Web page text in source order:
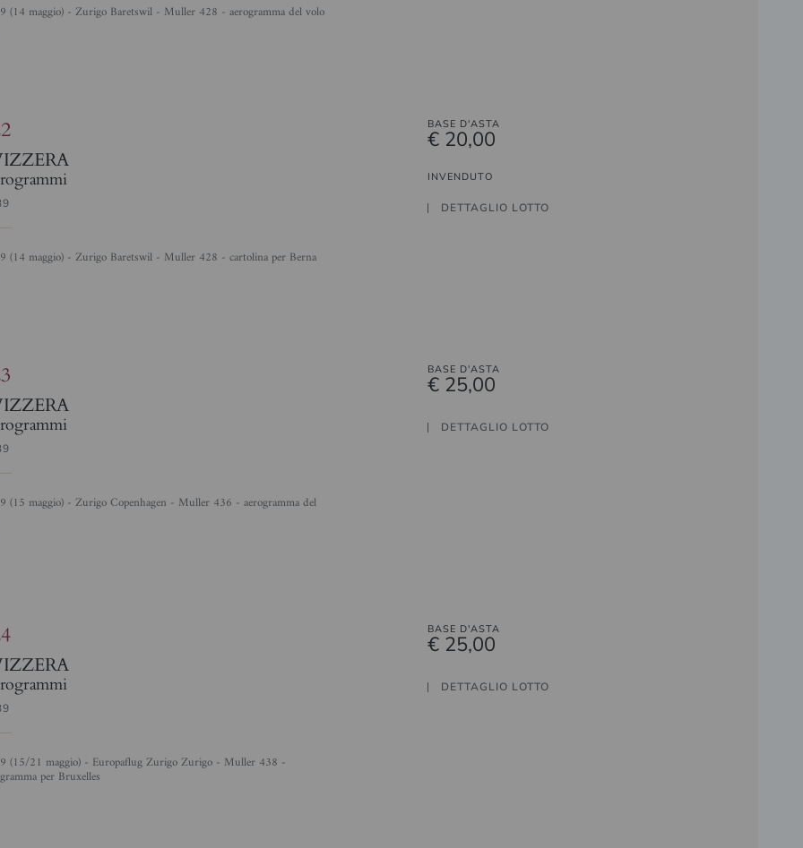
(14 maggio) - Zurigo Baretswil - Muller 428 - aerogramma del volo
(14 maggio) - Zurigo Baretswil - Muller 428 - cartolina per Berna
BASE D'ASTA
€ 20,00
INVENDUTO
DETTAGLIO LOTTO
BASE D'ASTA
€ 25,00
DETTAGLIO LOTTO
per Bruxelles
BASE D'ASTA
€ 25,00
DETTAGLIO LOTTO